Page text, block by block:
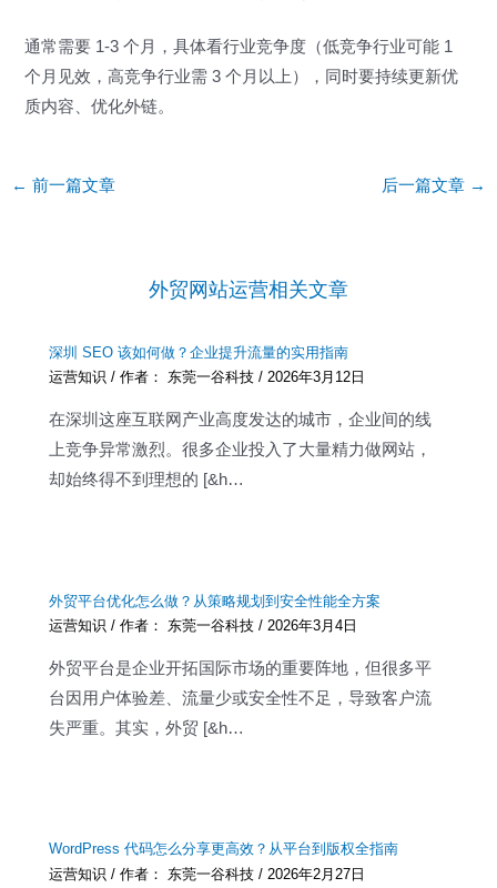
通常需要 1-3 个月，具体看行业竞争度（低竞争行业可能 1
个月见效，高竞争行业需 3 个月以上），同时要持续更新优
质内容、优化外链。
Post
← 前一篇文章 后一篇文章 →
外贸网站运营相关文章
深圳 SEO 该如何做？企业提升流量的实用指南
运营知识 / 作者： 东莞一谷科技/2026年3月12日
在深圳这座互联网产业高度发达的城市，企业间的线
上竞争异常激烈。很多企业投入了大量精力做网站，
却始终得不到理想的 [&h…
外贸平台优化怎么做？从策略规划到安全性能全方案
运营知识 / 作者： 东莞一谷科技/ 2026年3月4日
外贸平台是企业开拓国际市场的重要阵地，但很多平
台因用户体验差、流量少或安全性不足，导致客户流
失严重。其实，外贸 [&h…
WordPress 代码怎么分享更高效？从平台到版权全指南
运营知识 / 作者： 东莞一谷科技/ 2026年2月27日